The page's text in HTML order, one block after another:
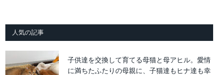
人気の記事
子供達を交換して育てる母猫と母アヒル。愛情
に満ちたふたりの母親に、子猫達もヒナ達も幸